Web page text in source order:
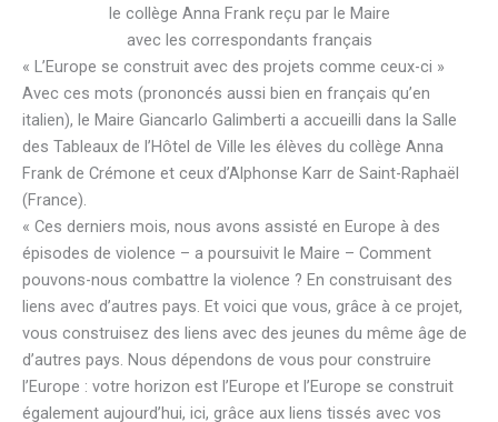
le collège Anna Frank reçu par le Maire
avec les correspondants français
« L’Europe se construit avec des projets comme ceux-ci »
Avec ces mots (prononcés aussi bien en français qu’en
italien), le Maire Giancarlo Galimberti a accueilli dans la Salle
des Tableaux de l’Hôtel de Ville les élèves du collège Anna
Frank de Crémone et ceux d’Alphonse Karr de Saint-Raphaël
(France).
« Ces derniers mois, nous avons assisté en Europe à des
épisodes de violence – a poursuivit le Maire – Comment
pouvons-nous combattre la violence ? En construisant des
liens avec d’autres pays. Et voici que vous, grâce à ce projet,
vous construisez des liens avec des jeunes du même âge de
d’autres pays. Nous dépendons de vous pour construire
l’Europe : votre horizon est l’Europe et l’Europe se construit
également aujourd’hui, ici, grâce aux liens tissés avec vos